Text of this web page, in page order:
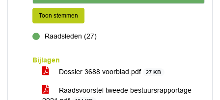
Toon stemmen
Raadsleden (27)
Bijlagen
Dossier 3688 voorblad.pdf
27 KB
Raadsvoorstel tweede bestuursrapportage